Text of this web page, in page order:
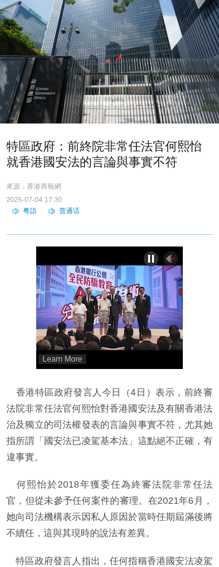
特區政府：前終院非常任法官何熙怡
就香港國安法的言論與事實不符
來源：香港商報網
2025-07-04 17:30
香港特區政府發言人今日（4日）表示，前終審
法院非常任法官何熙怡對香港國安法及有關香港法
治及獨立的司法權發表的言論與事實不符，尤其她
指所謂「國安法已凌駕基本法」這點絕不正確，有
違事實。
何熙怡於2018年獲委任為終審法院非常任法
官，但從未參予任何案件的審理。在2021年6月，
她向司法機構表示因私人原因於當時任期屆滿後將
不續任，這與其現時的說法有差異。
特區政府發言人指出，任何指稱香港國安法凌駕